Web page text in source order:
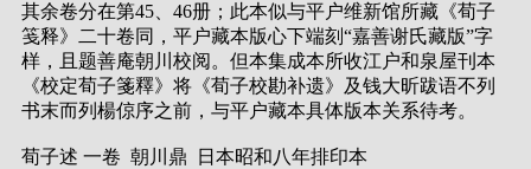
其余卷分在第45、46册；此本似与平户维新馆所藏《荀子
笺释》二十卷同，平户藏本版心下端刻“嘉善谢氏藏版”字
样，且题善庵朝川校阅。但本集成本所收江户和泉屋刊本
《校定荀子箋釋》将《荀子校勘补遗》及钱大昕跋语不列
书末而列楊倞序之前，与平户藏本具体版本关系待考。
荀子述 一卷 朝川鼎 日本昭和八年排印本